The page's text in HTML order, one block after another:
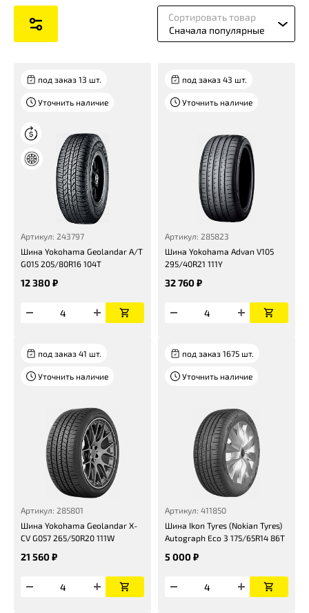
Сортировать товар
Сначала популярные
под заказ 13 шт.
Уточнить наличие
Артикул: 243797
Шина Yokohama Geolandar A/T
G015 205/80R16 104T
12 380 ₽
под заказ 43 шт.
Уточнить наличие
Артикул: 285823
Шина Yokohama Advan V105
295/40R21 111Y
32 760 ₽
под заказ 41 шт.
Уточнить наличие
Артикул: 285801
Шина Yokohama Geolandar X-
CV G057 265/50R20 111W
21 560 ₽
под заказ 1675 шт.
Уточнить наличие
Артикул: 411850
Шина Ikon Tyres (Nokian Tyres)
Autograph Eco 3 175/65R14 86T
5 000 ₽